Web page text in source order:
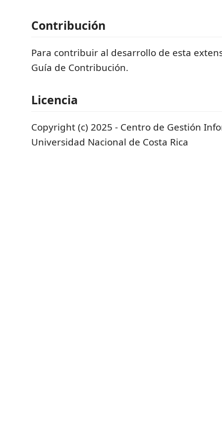
Contribución
Para contribuir al desarrollo de esta
Guía de Contribución.
Licencia
Copyright (c) 2025 - Centro de Gestión
Universidad Nacional de Costa Rica